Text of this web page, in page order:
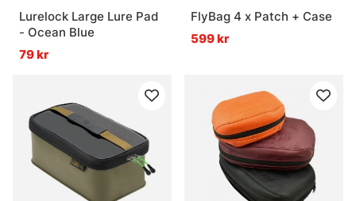
Vad är övrig förvaring?
Vad är en rig-wallet?
Vad är ett vattentätt fodral bra för?
Vad är ett isfiskespöfodral?
Lurelock Large Lure Pad
- Ocean Blue
79 kr
FlyBag 4 x Patch + Case
599 kr